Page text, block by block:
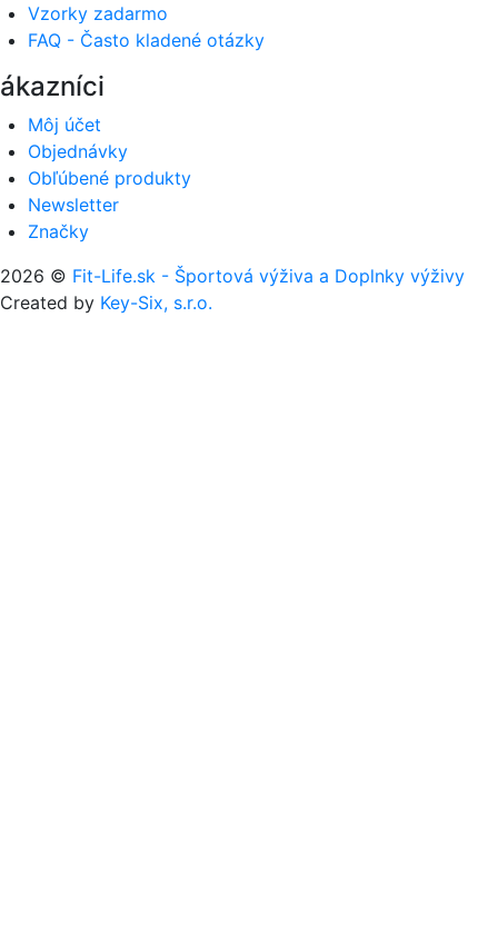
Vzorky zadarmo
FAQ - Často kladené otázky
Môj účet
Objednávky
Obľúbené produkty
Newsletter
Značky
2026 © Fit-Life.sk - Športová výživa a Doplnky výživy
Created by Key-Six, s.r.o.